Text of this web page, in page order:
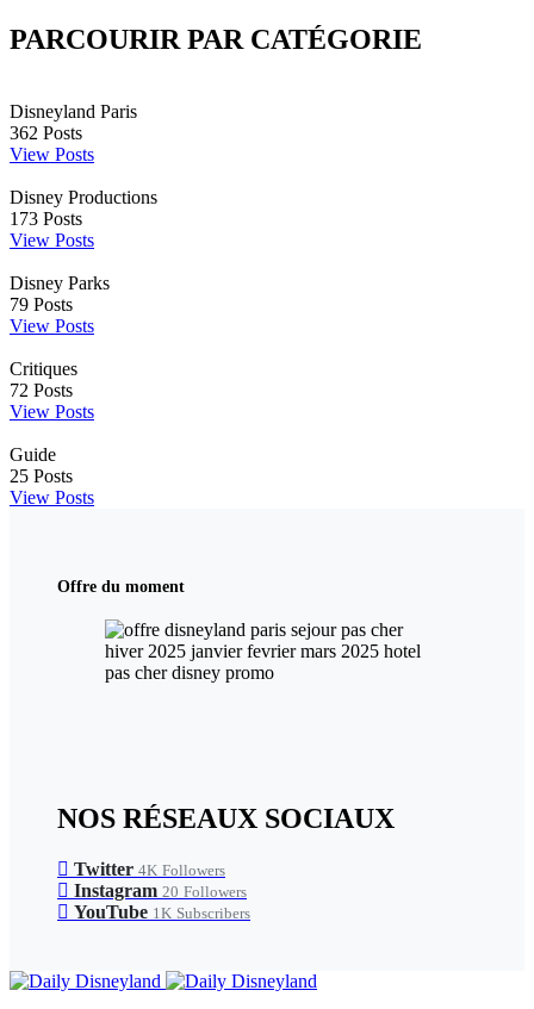
PARCOURIR PAR CATÉGORIE
Disneyland Paris
362 Posts
View Posts
Disney Productions
173 Posts
View Posts
Disney Parks
79 Posts
View Posts
Critiques
72 Posts
View Posts
Guide
25 Posts
View Posts
Offre du moment
NOS RÉSEAUX SOCIAUX
Twitter 4K Followers
Instagram 20 Followers
YouTube 1K Subscribers